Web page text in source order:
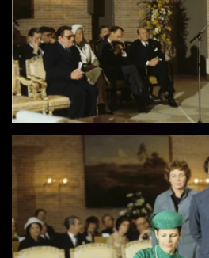
Vollbild